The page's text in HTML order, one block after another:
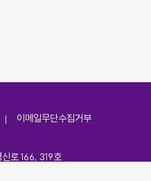
이메일무단수집거부
로 166, 319호